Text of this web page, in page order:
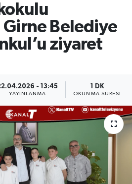
Belediye
ziyaret
- 13:45
YAYINLANMA
1 DK
OKUNMA SÜRESI